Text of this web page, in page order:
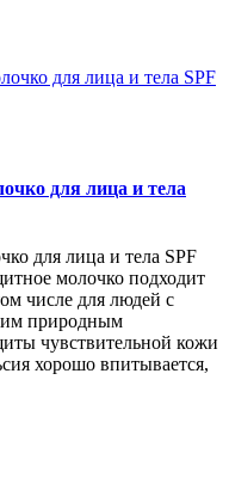
для лица и тела
для лица и тела SPF
молочко подходит
числе для людей с
природным
чувствительной кожи
хорошо впитывается,